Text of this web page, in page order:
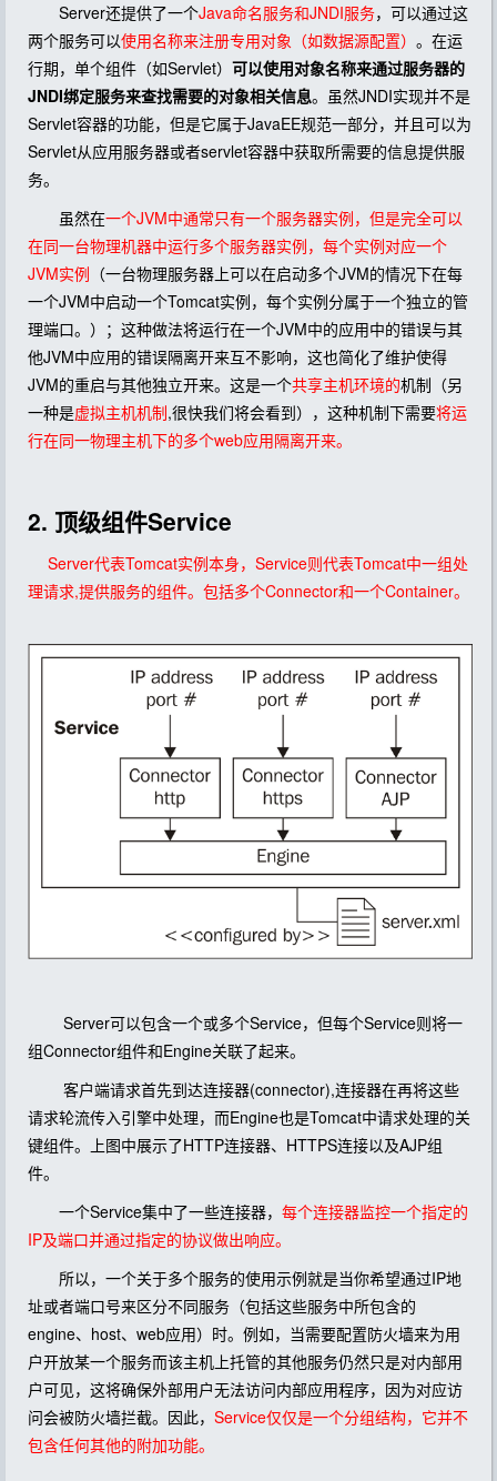
Server还提供了一个Java命名服务和JNDI服务，可以通过这
两个服务可以使用名称来注册专用对象（如数据源配置） 。在运
行期，单个组件（如Servlet） 可以使用对象名称来通过服务器的
JNDI绑定服务来查找需要的对象相关信息。虽然JNDI实现并不是
Servlet容器的功能，但是它属于JavaEE规范一部分，并且可以为
Servlet从应用服务器或者servlet容器中获取所需要的信息提供服
务。
虽然在一个JVM中通常只有一个服务器实例，但是完全可以
在同一台物理机器中运行多个服务器实例，每个实例对应一个
JVM实例 （一台物理服务器上可以在启动多个JVM的情况下在每
一个JVM中启动一个Tomcat实例，每个实例分属于一个独立的管
理端口。）；这种做法将运行在一个JVM中的应用中的错误与其
他JVM中应用的错误隔离开来互不影响，这也简化了维护使得
JVM的重启与其他独立开来。这是一个共享主机环境的机制（另
一种是虚拟主机机制,很快我们将会看到），这种机制下需要将运
行在同一物理主机下的多个web应用隔离开来。
2. 顶级组件Service
Server代表Tomcat实例本身，Service则代表Tomcat中一组处
理请求,提供服务的组件。包括多个Connector和一个Container。
Server可以包含一个或多个Service，但每个Service则将一
组Connector组件和Engine关联了起来。
客户端请求首先到达连接器(connector),连接器在再将这些
请求轮流传入引擎中处理，而Engine也是Tomcat中请求处理的关
键组件。上图中展示了HTTP连接器、HTTPS连接以及AJP组
件。
一个Service集中了一些连接器， 每个连接器监控一个指定的
IP及端口并通过指定的协议做出响应。
所以，一个关于多个服务的使用示例就是当你希望通过IP地
址或者端口号来区分不同服务（包括这些服务中所包含的
engine、host、web应用）时。例如，当需要配置防火墙来为用
户开放某一个服务而该主机上托管的其他服务仍然只是对内部用
户可见，这将确保外部用户无法访问内部应用程序，因为对应访
问会被防火墙拦截。因此， Service仅仅是一个分组结构，它并不
包含任何其他的附加功能。